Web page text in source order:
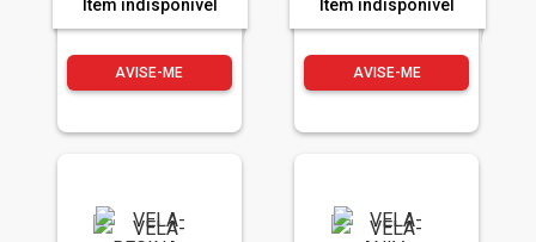
Item indisponível
AVISE-ME
Item indisponível
AVISE-ME